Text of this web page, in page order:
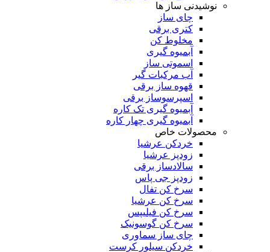
نوشیدنی ساز ها
چای ساز
کتری برقی
مخلوط کن
آبمیوه گیری
اسموتی ساز
آب مرکبات گیر
قهوه ساز برقی
اسپرسوساز برقی
آبمیوه گیری تک کاره
آبمیوه گیری چهار کاره
محصولات خاص
خردکن عرشیا
زودپز عرشیا
سالادساز برقی
زودپز جی پاس
سرخ کن تفال
سرخ کن عرشیا
سرخ کن فیلیپس
سرخ کن گوسونیک
چای ساز سماوری
خردکن سیلور کرست